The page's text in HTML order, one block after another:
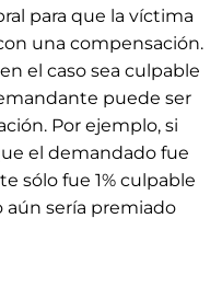
para que la víctima
una compensación.
el caso sea culpable
puede ser
Por ejemplo, si
el demandado fue
sólo fue 1% culpable
sería premiado